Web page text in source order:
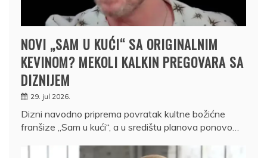
NOVI „SAM U KUĆI“ SA ORIGINALNIM
KEVINOM? MEKOLI KALKIN PREGOVARA SA
DIZNIJEM
29. jul 2026.
Dizni navodno priprema povratak kultne božićne
franšize „Sam u kući“, a u središtu planova ponovo…